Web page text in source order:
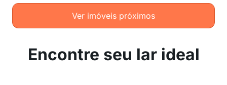
Ver imóveis próximos
Encontre seu lar ideal